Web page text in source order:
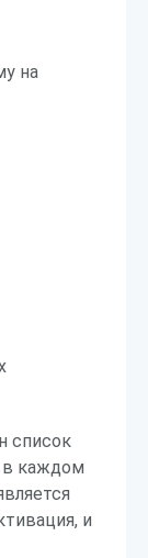
на
список
в каждом
и